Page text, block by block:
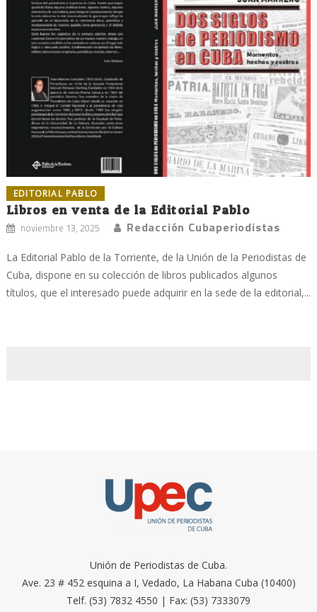
EDITORIAL PABLO
Libros en venta de la Editorial Pablo
noviembre 13, 2025 Redacción Cubaperiodistas
La Editorial Pablo de la Torriente, de la Unión de la Periodistas de
Cuba, dispone en su colección de libros publicados algunos
títulos, que el interesado puede adquirir en la sede de la editorial,...
Unión de Periodistas de Cuba.
Ave. 23 # 452 esquina a I, Vedado, La Habana Cuba (10400)
Telf. (53) 7832 4550 | Fax: (53) 7333079